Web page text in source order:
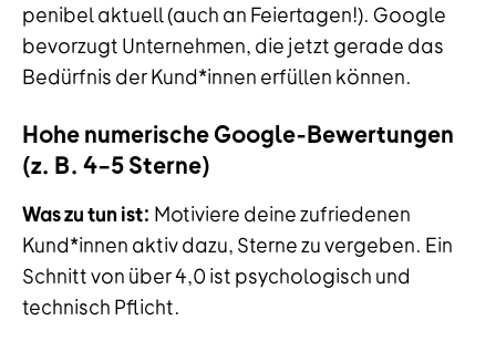
penibel aktuell (auch an Feiertagen!). Google
bevorzugt Unternehmen, die jetzt gerade das
Bedürfnis der Kund*innen erfüllen können.
Hohe numerische Google-Bewertungen
(z. B. 4–5 Sterne)
Was zu tun ist: Motiviere deine zufriedenen
Kund*innen aktiv dazu, Sterne zu vergeben. Ein
Schnitt von über 4,0 ist psychologisch und
technisch Pflicht.